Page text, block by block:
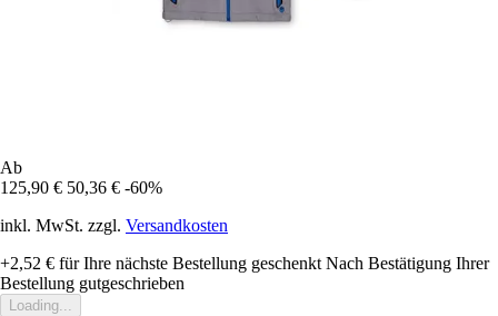
Ab
125,90 € 50,36 € -60%
inkl. MwSt. zzgl. Versandkosten
+2,52 € für Ihre nächste Bestellung geschenkt Nach Bestätigung Ihrer
Bestellung gutgeschrieben
Loading...